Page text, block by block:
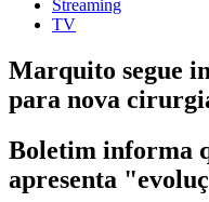
Streaming
TV
Marquito segue
para nova
Boletim informa
apresenta